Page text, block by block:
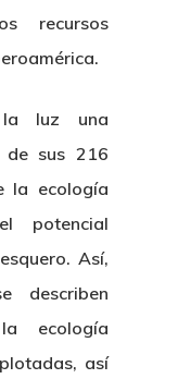
recursos
luz una
sus 216
la ecología
potencial
Así,
describen
ecología
así